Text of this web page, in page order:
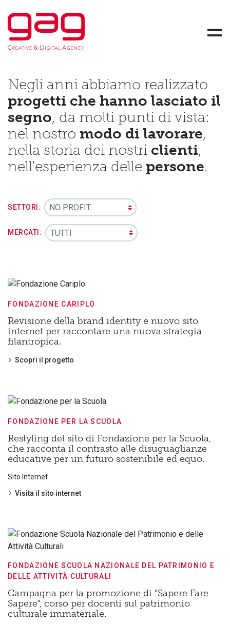
Gag Srl Società Benefit - Creative and Digital Agency
Menu
Negli anni abbiamo realizzato
progetti che hanno lasciato il
segno, da molti punti di vista:
nel nostro modo di lavorare,
nella storia dei nostri clienti,
nell'esperienza delle persone.
SETTORI:
MERCATI:
FONDAZIONE CARIPLO
Revisione della brand identity e nuovo sito
internet per raccontare una nuova strategia
filantropica.
Scopri il progetto
FONDAZIONE PER LA SCUOLA
Restyling del sito di Fondazione per la Scuola,
che racconta il contrasto alle disuguaglianze
educative per un futuro sostenibile ed equo.
Sito Internet
Visita il sito internet
FONDAZIONE SCUOLA NAZIONALE DEL PATRIMONIO E
DELLE ATTIVITÀ CULTURALI
Campagna per la promozione di "Sapere Fare
Sapere", corso per docenti sul patrimonio
culturale immateriale.